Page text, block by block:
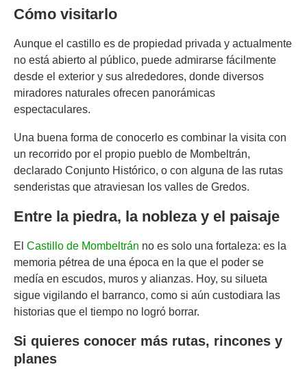
Cómo visitarlo
Aunque el castillo es de propiedad privada y actualmente
no está abierto al público, puede admirarse fácilmente
desde el exterior y sus alrededores, donde diversos
miradores naturales ofrecen panorámicas
espectaculares.
Una buena forma de conocerlo es combinar la visita con
un recorrido por el propio pueblo de Mombeltrán,
declarado Conjunto Histórico, o con alguna de las rutas
senderistas que atraviesan los valles de Gredos.
Entre la piedra, la nobleza y el paisaje
El Castillo de Mombeltrán no es solo una fortaleza: es la
memoria pétrea de una época en la que el poder se
medía en escudos, muros y alianzas. Hoy, su silueta
sigue vigilando el barranco, como si aún custodiara las
historias que el tiempo no logró borrar.
Si quieres conocer más rutas, rincones y
planes